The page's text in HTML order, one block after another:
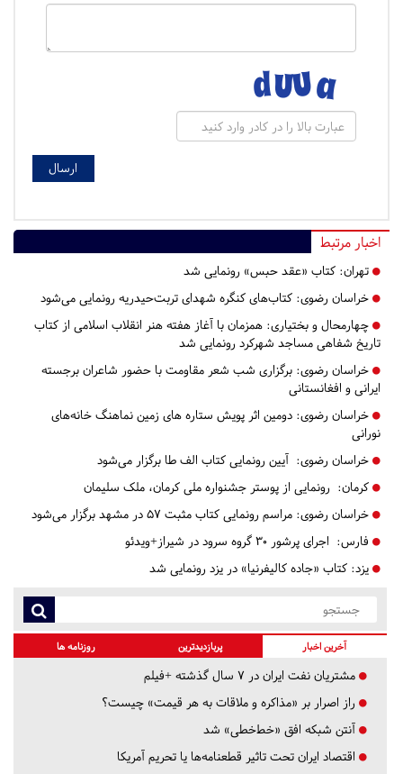
اخبار مرتبط
تهران: کتاب «عقد حبس» رونمایی شد
خراسان رضوی: کتاب‌های کنگره شهدای تربت‌حیدریه رونمایی می‌شود
چهارمحال و بختیاری: همزمان با آغاز هفته هنر انقلاب اسلامی از کتاب
تاریخ شفاهی مساجد شهرکرد رونمایی شد
خراسان رضوی: برگزاری شب شعر مقاومت با حضور شاعران برجسته
ایرانی و افغانستانی
خراسان رضوی: دومین اثر پویش ستاره های زمین نماهنگ خانه‌های
نورانی
خراسان رضوی: آیین رونمایی کتاب الف طا برگزار می‌شود
کرمان: رونمایی از پوستر جشنواره ملی کرمان، ملک سلیمان
خراسان رضوی: مراسم رونمایی کتاب مثبت ۵۷ در مشهد برگزار می‌شود
فارس: اجرای پرشور ۳۰ گروه سرود در شیراز+ویدئو
یزد: کتاب «جاده کالیفرنیا» در یزد رونمایی شد
آخرین اخبار پربازدیدترین روزنامه ها
مشتریان نفت ایران در ۷ سال گذشته +فیلم
راز اصرار بر «مذاکره و ملاقات به هر قیمت» چیست؟
آنتن شبکه افق «خط‌خطی» شد
اقتصاد ایران تحت تاثیر قطعنامه‌ها یا تحریم‌ آمریکا